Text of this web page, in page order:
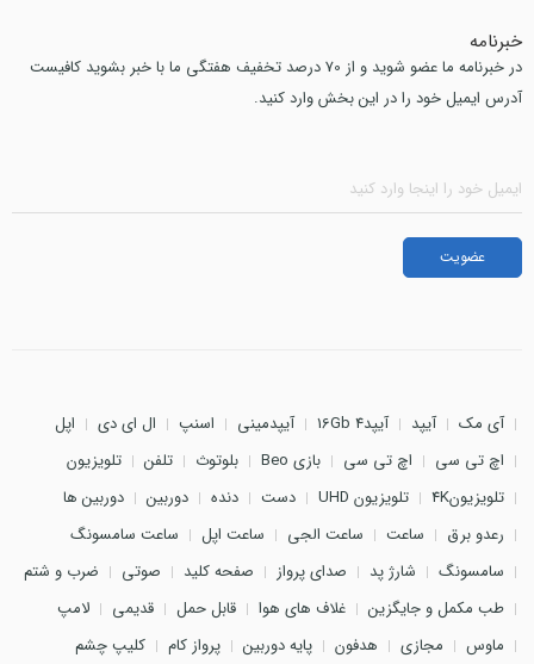
خبرنامه
در خبرنامه ما عضو شوید و از 70 درصد تخفیف هفتگی ما با خبر بشوید کافیست
آدرس ایمیل خود را در این بخش وارد کنید.
آی مک آیپد آیپد4 16Gb آیپدمینی اسنپ ال ای دی
اپل
اچ تی سی
اچ تی سی بازی Beo بلوتوث تلفن
تلویزیون
تلویزیون4K
تلویزیون UHD دست دنده دوربین
دوربین ها
رعدو برق
ساعت ساعت الجی ساعت اپل
ساعت سامسونگ
سامسونگ
شارژ پد صدای پرواز صفحه کلید صوتی
ضرب و شتم
طب مکمل و جایگزین
غلاف های هوا قابل حمل قدیمی
لامپ
ماوس
مجازی هدفون پایه دوربین پرواز کام کلیپ چشم